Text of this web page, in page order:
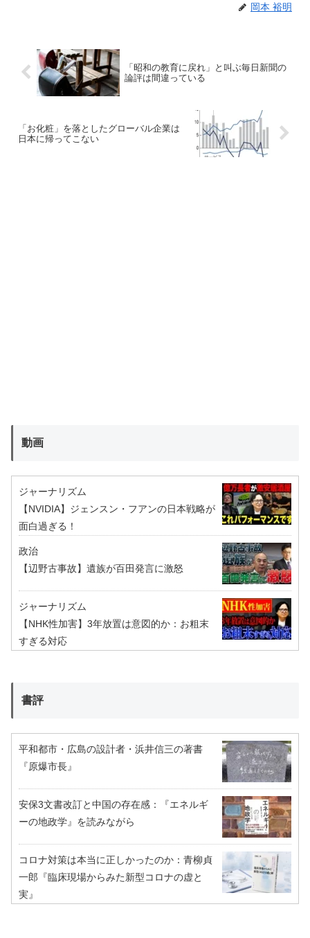
岡本 裕明
「昭和の教育に戻れ」と叫ぶ毎日新聞の
論評は間違っている
「お化粧」を落としたグローバル企業は
日本に帰ってこない
動画
ジャーナリズム
【NVIDIA】ジェンスン・フアンの日本戦略が
面白過ぎる！
政治
【辺野古事故】遺族が百田発言に激怒
ジャーナリズム
【NHK性加害】3年放置は意図的か：お粗末
すぎる対応
書評
平和都市・広島の設計者・浜井信三の著書
『原爆市長』
安保3文書改訂と中国の存在感：『エネルギ
ーの地政学』を読みながら
コロナ対策は本当に正しかったのか：青柳貞
一郎『臨床現場からみた新型コロナの虚と
実』